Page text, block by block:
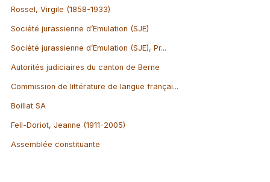
Rossel, Virgile (1858-1933)
Société jurassienne d’Emulation (SJE)
Société jurassienne d’Emulation (SJE), Pr...
Autorités judiciaires du canton de Berne
Commission de littérature de langue françai...
Boillat SA
Fell-Doriot, Jeanne (1911-2005)
Assemblée constituante